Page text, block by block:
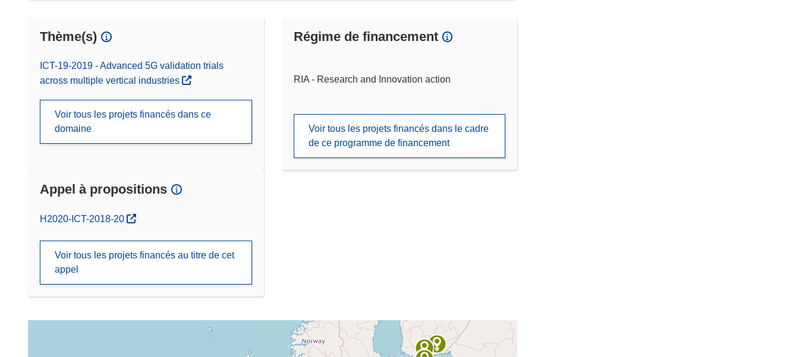
Thème(s)
ICT-19-2019 - Advanced 5G validation trials
across multiple vertical industries
Voir tous les projets financés dans ce
domaine
Régime de financement
RIA - Research and Innovation action
Voir tous les projets financés dans le cadre
de ce programme de financement
Appel à propositions
(s’ouvre dans une nouvelle fenêtre)
H2020-ICT-2018-20
Voir tous les projets financés au titre de cet
appel